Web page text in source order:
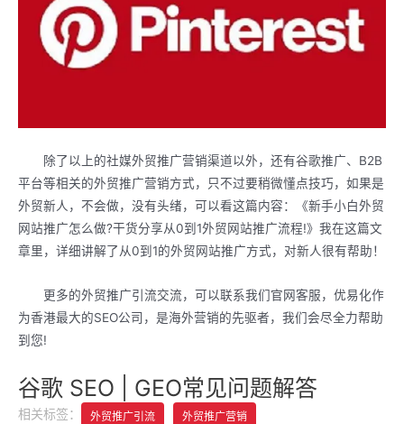
除了以上的社媒外贸推广营销渠道以外，还有谷歌推广、B2B
平台等相关的外贸推广营销方式，只不过要稍微懂点技巧，如果是
外贸新人，不会做，没有头绪，可以看这篇内容：《新手小白外贸
网站推广怎么做?干货分享从0到1外贸网站推广流程!》我在这篇文
章里，详细讲解了从0到1的外贸网站推广方式，对新人很有帮助！
更多的外贸推广引流交流，可以联系我们官网客服，优易化作
为香港最大的SEO公司，是海外营销的先驱者，我们会尽全力帮助
到您!
谷歌 SEO | GEO常见问题解答
相关标签： 外贸推广引流 外贸推广营销